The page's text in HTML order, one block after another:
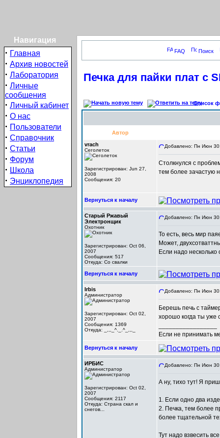
Навигация
· Главная
· Архив новостей
· Лаборатория
· Личные
сообщения
· Личный кабинет
· О нас
· Пользователи
· Справочник
· Статьи
· Форум
· Школа
· Энциклопедия
FAQ Поиск
Печка для пайки плат с
Список
Автор
vrach
Сеголеток
Зарегистрирован: Jun 27,
2008
Сообщения: 20
Добавлено: Пн Июн
Столкнулся с
тем более зачастую
Вернуться к началу
Старый Ржавый
Электронщик
Охотник
Зарегистрирован: Oct 06,
2007
Сообщения: 517
Откуда: Со свалки
Добавлено: Пн Июн
То есть, весь мир
Может,
Если надо несколько
Вернуться к началу
Irbis
Администратор
Зарегистрирован: Oct 02,
2007
Сообщения: 1369
Откуда: _,,,_^._.^_,,,_
Добавлено: Пн Июн
Берешь печь с
хорошо когда ты уже
Если не принимать
Вернуться к началу
ИРБИС
Администратор
Зарегистрирован: Oct 02,
2007
Сообщения: 2117
Откуда: Cтрана скал и
снегов...
Добавлено: Пн Июн
А ну, тихо тут! Я
1. Если одно два
2. Печка, тем более
более тщательной
Тут надо взвесить